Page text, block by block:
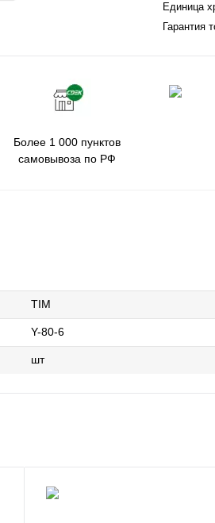
Единица
Гарантия
Более 1 000 пунктов
самовывоза по РФ
TIM
Y-80-6
шт